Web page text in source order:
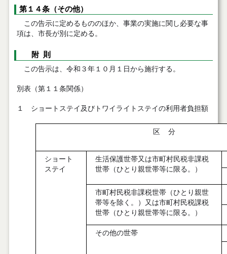
第１４条（その他）
この告示に定めるもののほか、事業の実施に関し必要な事
項は、市長が別に定める。
附 則
この告示は、令和３年１０月１日から施行する。
別表（第１１条関係）
１ ショートステイ及びトワイライトステイの利用者負担額
区 分
ショート
ステイ
生活保護世帯又は市町村民税非課税
世帯（ひとり親世帯等に限る。）
市町村民税非課税世帯（ひとり親世
帯等を除く。）又は市町村民税課税
世帯（ひとり親世帯等に限る。）
その他の世帯